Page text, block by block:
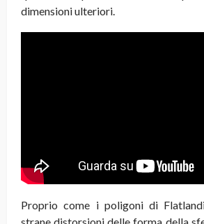
dimensioni ulteriori.
Proprio come i poligoni di